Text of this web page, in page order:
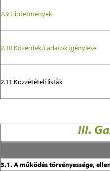
2.9 Hirdetmények
2.10 Közérdekű adatok igénylése
2.11 Közzétételi listák
III.
3.1. A működés törvényessége,